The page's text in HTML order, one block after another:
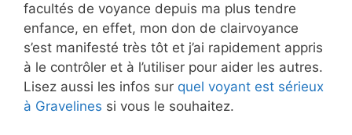
facultés de voyance depuis ma plus tendre
enfance, en effet, mon don de clairvoyance
s’est manifesté très tôt et j’ai rapidement appris
à le contrôler et à l’utiliser pour aider les autres.
Lisez aussi les infos sur quel voyant est sérieux
à Gravelines si vous le souhaitez.